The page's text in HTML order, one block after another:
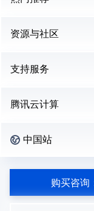
资源与社区
支持服务
腾讯云计算
中国站
购买咨询